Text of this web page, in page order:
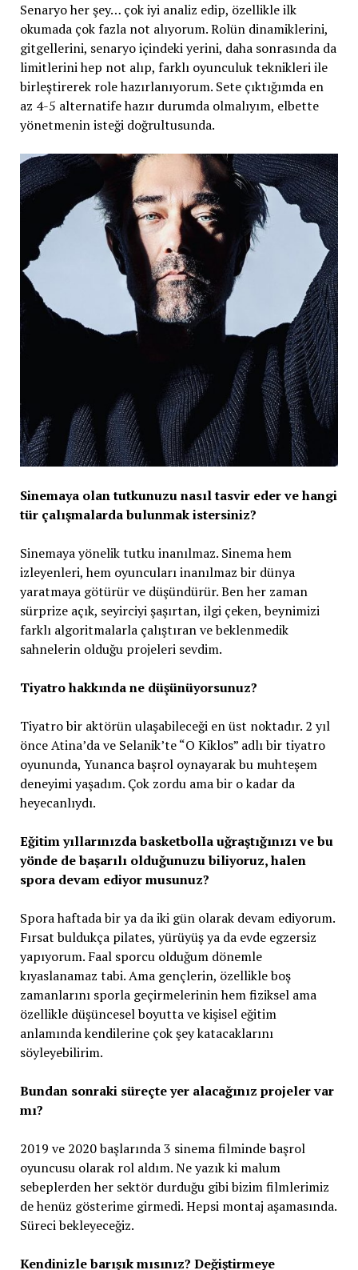
Senaryo her şey… çok iyi analiz edip, özellikle ilk
okumada çok fazla not alıyorum. Rolün dinamiklerini,
gitgellerini, senaryo içindeki yerini, daha sonrasında da
limitlerini hep not alıp, farklı oyunculuk teknikleri ile
birleştirerek role hazırlanıyorum. Sete çıktığımda en
az 4-5 alternatife hazır durumda olmalıyım, elbette
yönetmenin isteği doğrultusunda.
Sinemaya olan tutkunuzu nasıl tasvir eder ve hangi
tür çalışmalarda bulunmak istersiniz?
Sinemaya yönelik tutku inanılmaz. Sinema hem
izleyenleri, hem oyuncuları inanılmaz bir dünya
yaratmaya götürür ve düşündürür. Ben her zaman
sürprize açık, seyirciyi şaşırtan, ilgi çeken, beynimizi
farklı algoritmalarla çalıştıran ve beklenmedik
sahnelerin olduğu projeleri sevdim.
Tiyatro hakkında ne düşünüyorsunuz?
Tiyatro bir aktörün ulaşabileceği en üst noktadır. 2 yıl
önce Atina’da ve Selanik’te “O Kiklos” adlı bir tiyatro
oyununda, Yunanca başrol oynayarak bu muhteşem
deneyimi yaşadım. Çok zordu ama bir o kadar da
heyecanlıydı.
Eğitim yıllarınızda basketbolla uğraştığınızı ve bu
yönde de başarılı olduğunuzu biliyoruz, halen
spora devam ediyor musunuz?
Spora haftada bir ya da iki gün olarak devam ediyorum.
Fırsat buldukça pilates, yürüyüş ya da evde egzersiz
yapıyorum. Faal sporcu olduğum dönemle
kıyaslanamaz tabi. Ama gençlerin, özellikle boş
zamanlarını sporla geçirmelerinin hem fiziksel ama
özellikle düşüncesel boyutta ve kişisel eğitim
anlamında kendilerine çok şey katacaklarını
söyleyebilirim.
Bundan sonraki süreçte yer alacağınız projeler var
mı?
2019 ve 2020 başlarında 3 sinema filminde başrol
oyuncusu olarak rol aldım. Ne yazık ki malum
sebeplerden her sektör durduğu gibi bizim filmlerimiz
de henüz gösterime girmedi. Hepsi montaj aşamasında.
Süreci bekleyeceğiz.
Kendinizle barışık mısınız? Değiştirmeye